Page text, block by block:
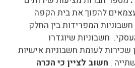
להפוך את בית הקפה
המפרידות בין החלק
חשבוניות שיוגדרו
שכירות לעומת חשבוניות אישיות
. חשוב לציין כי הכרה